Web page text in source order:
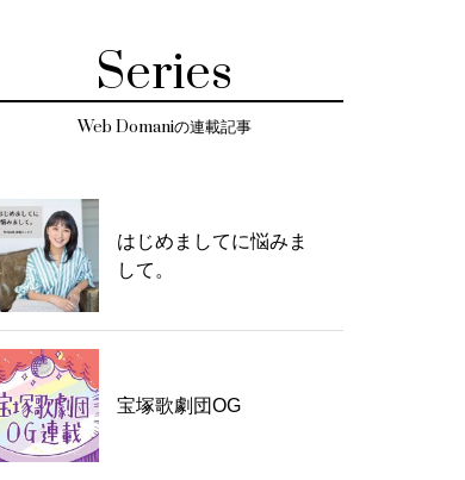
Series
Web Domaniの連載記事
はじめましてに悩みま
して。
宝塚歌劇団OG